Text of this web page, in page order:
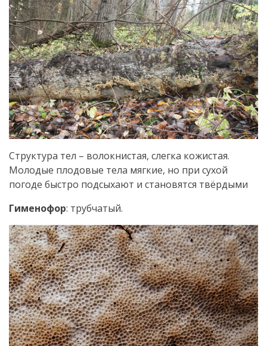
Структура тел – волокнистая, слегка кожистая.
Молодые плодовые тела мягкие, но при сухой
погоде быстро подсыхают и становятся твёрдыми
Гименофор: трубчатый.